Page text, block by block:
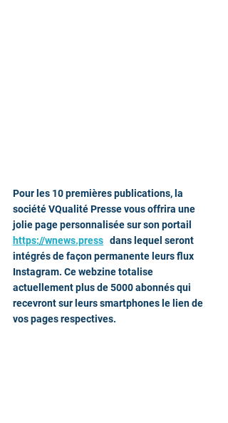
Pour les 10 premières publications, la
société VQualité Presse vous offrira une
jolie page personnalisée sur son portail
https://wnews.press
   dans lequel seront
intégrés de façon permanente leurs flux
Instagram. Ce webzine totalise
actuellement plus de 5000 abonnés qui
recevront sur leurs smartphones le lien de
vos pages respectives.